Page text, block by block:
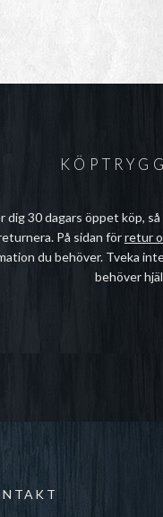
dig 30 dagars öppet köp,
På sidan förretur
du behöver. Tveka
behöver